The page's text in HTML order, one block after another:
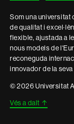
Som una universitat
de qualitat i
flexible, ajustada a
nous models de
reconeguda
innovador de la
© 2026 Universitat
Vés a dalt ↑